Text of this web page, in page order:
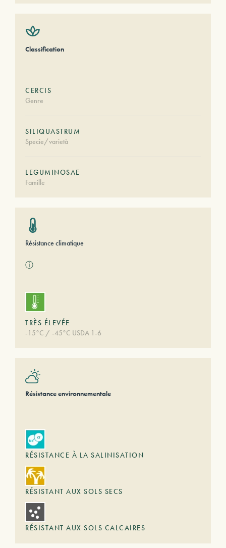
Classification
CERCIS
Genre
SILIQUASTRUM
Specie/varietà
LEGUMINOSAE
Famille
Résistance climatique
ⓘ
TRÈS ÉLEVÉE
-15°C / -45°C USDA 1-6
Résistance environnementale
RÉSISTANCE À LA SALINISATION
RÉSISTANT AUX SOLS SECS
RÉSISTANT AUX SOLS CALCAIRES